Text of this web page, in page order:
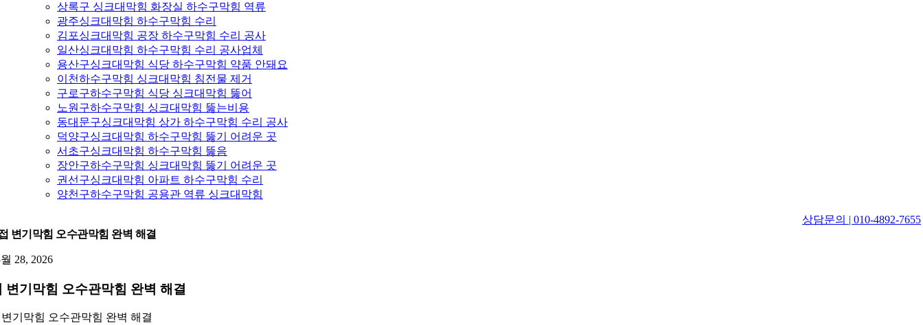
상록구 싱크대막힘 화장실 하수구막힘 역류
광주싱크대막힘 하수구막힘 수리
김포싱크대막힘 공장 하수구막힘 수리 공사
일산싱크대막힘 하수구막힘 수리 공사업체
용산구싱크대막힘 식당 하수구막힘 약품 안돼요
이천하수구막힘 싱크대막힘 침전물 제거
구로구하수구막힘 식당 싱크대막힘 뚫어
노원구하수구막힘 싱크대막힘 뚫는비용
동대문구싱크대막힘 상가 하수구막힘 수리 공사
덕양구싱크대막힘 하수구막힘 뚫기 어려운 곳
서초구싱크대막힘 하수구막힘 뚫음
장안구하수구막힘 싱크대막힘 뚫기 어려운 곳
권선구싱크대막힘 아파트 하수구막힘 수리
양천구하수구막힘 공용관 역류 싱크대막힘
상담문의 | 010-4892-7655
변기막힘 오수관막힘 완벽 해결
28, 2026
변기막힘 오수관막힘 완벽 해결
기막힘 오수관막힘 완벽 해결